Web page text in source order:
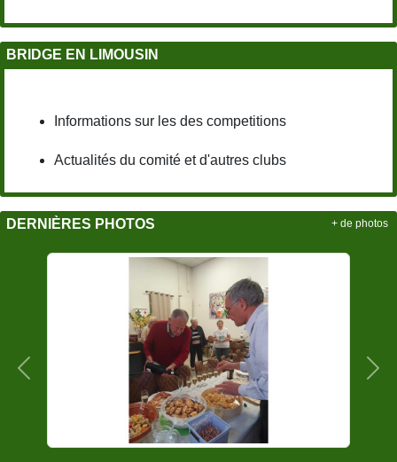
BRIDGE EN LIMOUSIN
Informations sur les des competitions
Actualités du comité et d'autres clubs
DERNIÈRES PHOTOS
Précedent
+ de photos